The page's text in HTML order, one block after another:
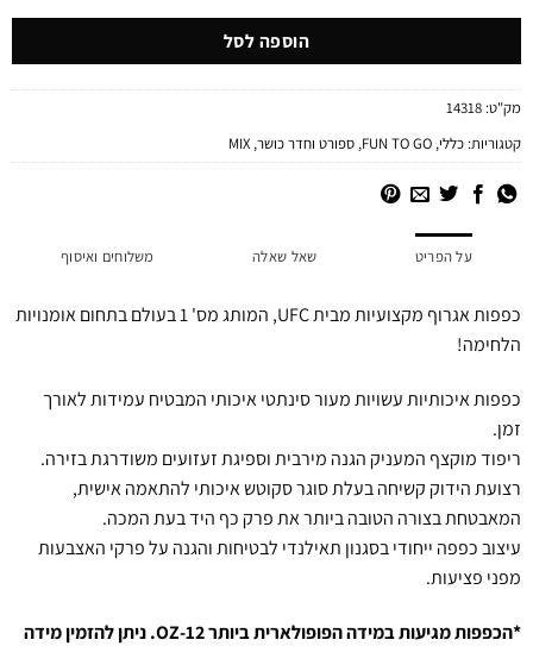
הוספה לסל
מק"ט:14318
קטגוריות:כללי,
FUN TO GO
,ספורט וחדר כושר,
MIX
על הפריט שאל שאלה משלוחים ואיסוף
כפפות אגרוף מקצועיות מבית UFC, המותג מס' 1 בעולם בתחום אומנויות
הלחימה!
כפפות איכותיות עשויות מעור סינתטי איכותי המבטיח עמידות לאורך
זמן.
ריפוד מוקצף המעניק הגנה מירבית וספיגת זעזועים משודרגת בזירה.
רצועת הידוק קשיחה בעלת סוגר סקוטש איכותי להתאמה אישית,
המאבטחת בצורה הטובה ביותר את פרק כף היד בעת המכה.
עיצוב כפפה ייחודי בסגנון תאילנדי לבטיחות והגנה על פרקי האצבעות
מפני פציעות.
*הכפפות מגיעות במידה הפופולארית ביותר OZ-12. ניתן להזמין מידה